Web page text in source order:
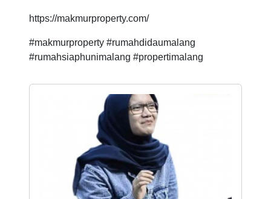
https://makmurproperty.com/
#makmurproperty #rumahdidaumalang
#rumahsiaphunimalang #propertimalang